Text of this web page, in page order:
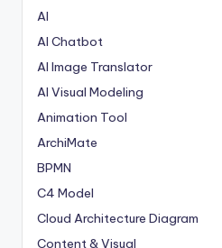
AI
AI Chatbot
AI Image Translator
AI Visual Modeling
Animation Tool
ArchiMate
BPMN
C4 Model
Cloud Architecture Diagram
Content & Visual